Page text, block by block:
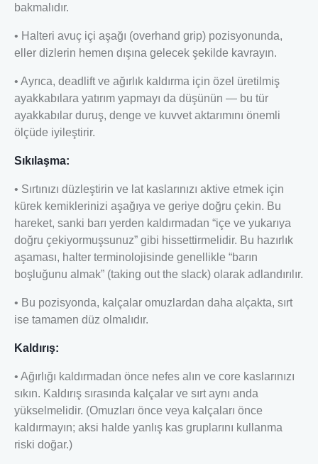
bakmalıdır.
• Halteri avuç içi aşağı (overhand grip) pozisyonunda,
eller dizlerin hemen dışına gelecek şekilde kavrayın.
• Ayrıca, deadlift ve ağırlık kaldırma için özel üretilmiş
ayakkabılara yatırım yapmayı da düşünün — bu tür
ayakkabılar duruş, denge ve kuvvet aktarımını önemli
ölçüde iyileştirir.
Sıkılaşma:
• Sırtınızı düzleştirin ve lat kaslarınızı aktive etmek için
kürek kemiklerinizi aşağıya ve geriye doğru çekin. Bu
hareket, sanki barı yerden kaldırmadan “içe ve yukarıya
doğru çekiyormuşsunuz” gibi hissettirmelidir. Bu hazırlık
aşaması, halter terminolojisinde genellikle “barın
boşluğunu almak” (taking out the slack) olarak adlandırılır.
• Bu pozisyonda, kalçalar omuzlardan daha alçakta, sırt
ise tamamen düz olmalıdır.
Kaldırış:
• Ağırlığı kaldırmadan önce nefes alın ve core kaslarınızı
sıkın. Kaldırış sırasında kalçalar ve sırt aynı anda
yükselmelidir. (Omuzları önce veya kalçaları önce
kaldırmayın; aksi halde yanlış kas gruplarını kullanma
riski doğar.)